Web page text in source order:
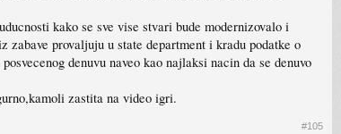
kako se sve vise stvari bude modernizovalo i
provaljuju u state department i kradu podatke o
denuvu naveo kao najlaksi nacin da se denuvo
zastita na video igri.
#105